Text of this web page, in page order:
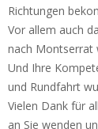
Richtungen
Vor allem auch
nach Montserrat
Und Ihre
und Rundfahrt
Vielen Dank für
an Sie wenden